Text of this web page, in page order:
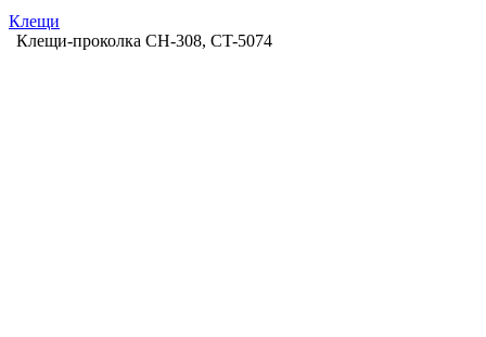
Клещи
Клещи-проколка CH-308, CT-5074